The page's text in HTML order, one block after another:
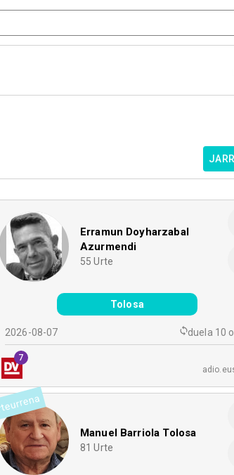
Erramun Doyharzabal
Azurmendi
55 Urte
Tolosa
2026-08-07 duela 10
7
Manuel Barriola Tolosa
81 Urte